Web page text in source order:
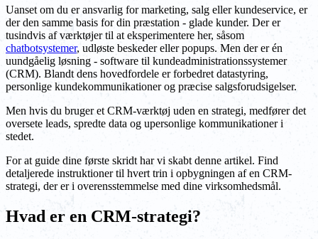
Uanset om du er ansvarlig for marketing, salg eller kundeservice, er
der den samme basis for din præstation - glade kunder. Der er
tusindvis af værktøjer til at eksperimentere her, såsom
chatbotsystemer, udløste beskeder eller popups. Men der er én
uundgåelig løsning - software til kundeadministrationssystemer
(CRM). Blandt dens hovedfordele er forbedret datastyring,
personlige kundekommunikationer og præcise salgsforudsigelser.
Men hvis du bruger et CRM-værktøj uden en strategi, medfører det
oversete leads, spredte data og upersonlige kommunikationer i
stedet.
For at guide dine første skridt har vi skabt denne artikel. Find
detaljerede instruktioner til hvert trin i opbygningen af en CRM-
strategi, der er i overensstemmelse med dine virksomhedsmål.
Hvad er en CRM-strategi?